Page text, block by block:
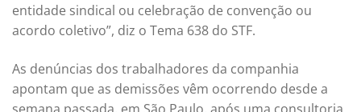
entidade sindical ou celebração de convenção ou
acordo coletivo”, diz o Tema 638 do STF.
As denúncias dos trabalhadores da companhia
apontam que as demissões vêm ocorrendo desde a